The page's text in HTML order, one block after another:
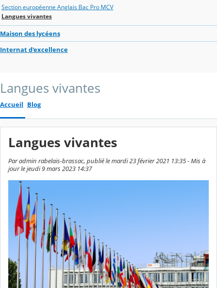
Section européenne Anglais Bac Pro MCV
Langues vivantes
Maison des lycéens
Internat d'excellence
Langues vivantes
Accueil Blog
Langues vivantes
Par admin rabelais-brassac, publié le mardi 23 février 2021 13:35 - Mis à
jour le jeudi 9 mars 2023 14:37